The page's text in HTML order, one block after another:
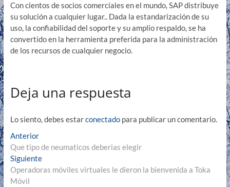
Con cientos de socios comerciales en el mundo, SAP distribuye
su solución a cualquier lugar.. Dada la estandarización de su
uso, la confiabilidad del soporte y su amplio respaldo, se ha
convertido en la herramienta preferida para la administración
de los recursos de cualquier negocio.
Deja una respuesta
Lo siento, debes estarconectadopara publicar un comentario.
Navegación
de
entradas
AnteriorEntrada
anterior:
Que tipo de neumaticos deberias elegir
SiguienteEntrada
siguiente:
Operadoras móviles virtuales le dieron la bienvenida a Toka
Móvil